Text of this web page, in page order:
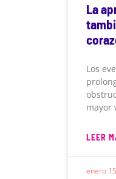
La
Los
mayor
LEER
enero